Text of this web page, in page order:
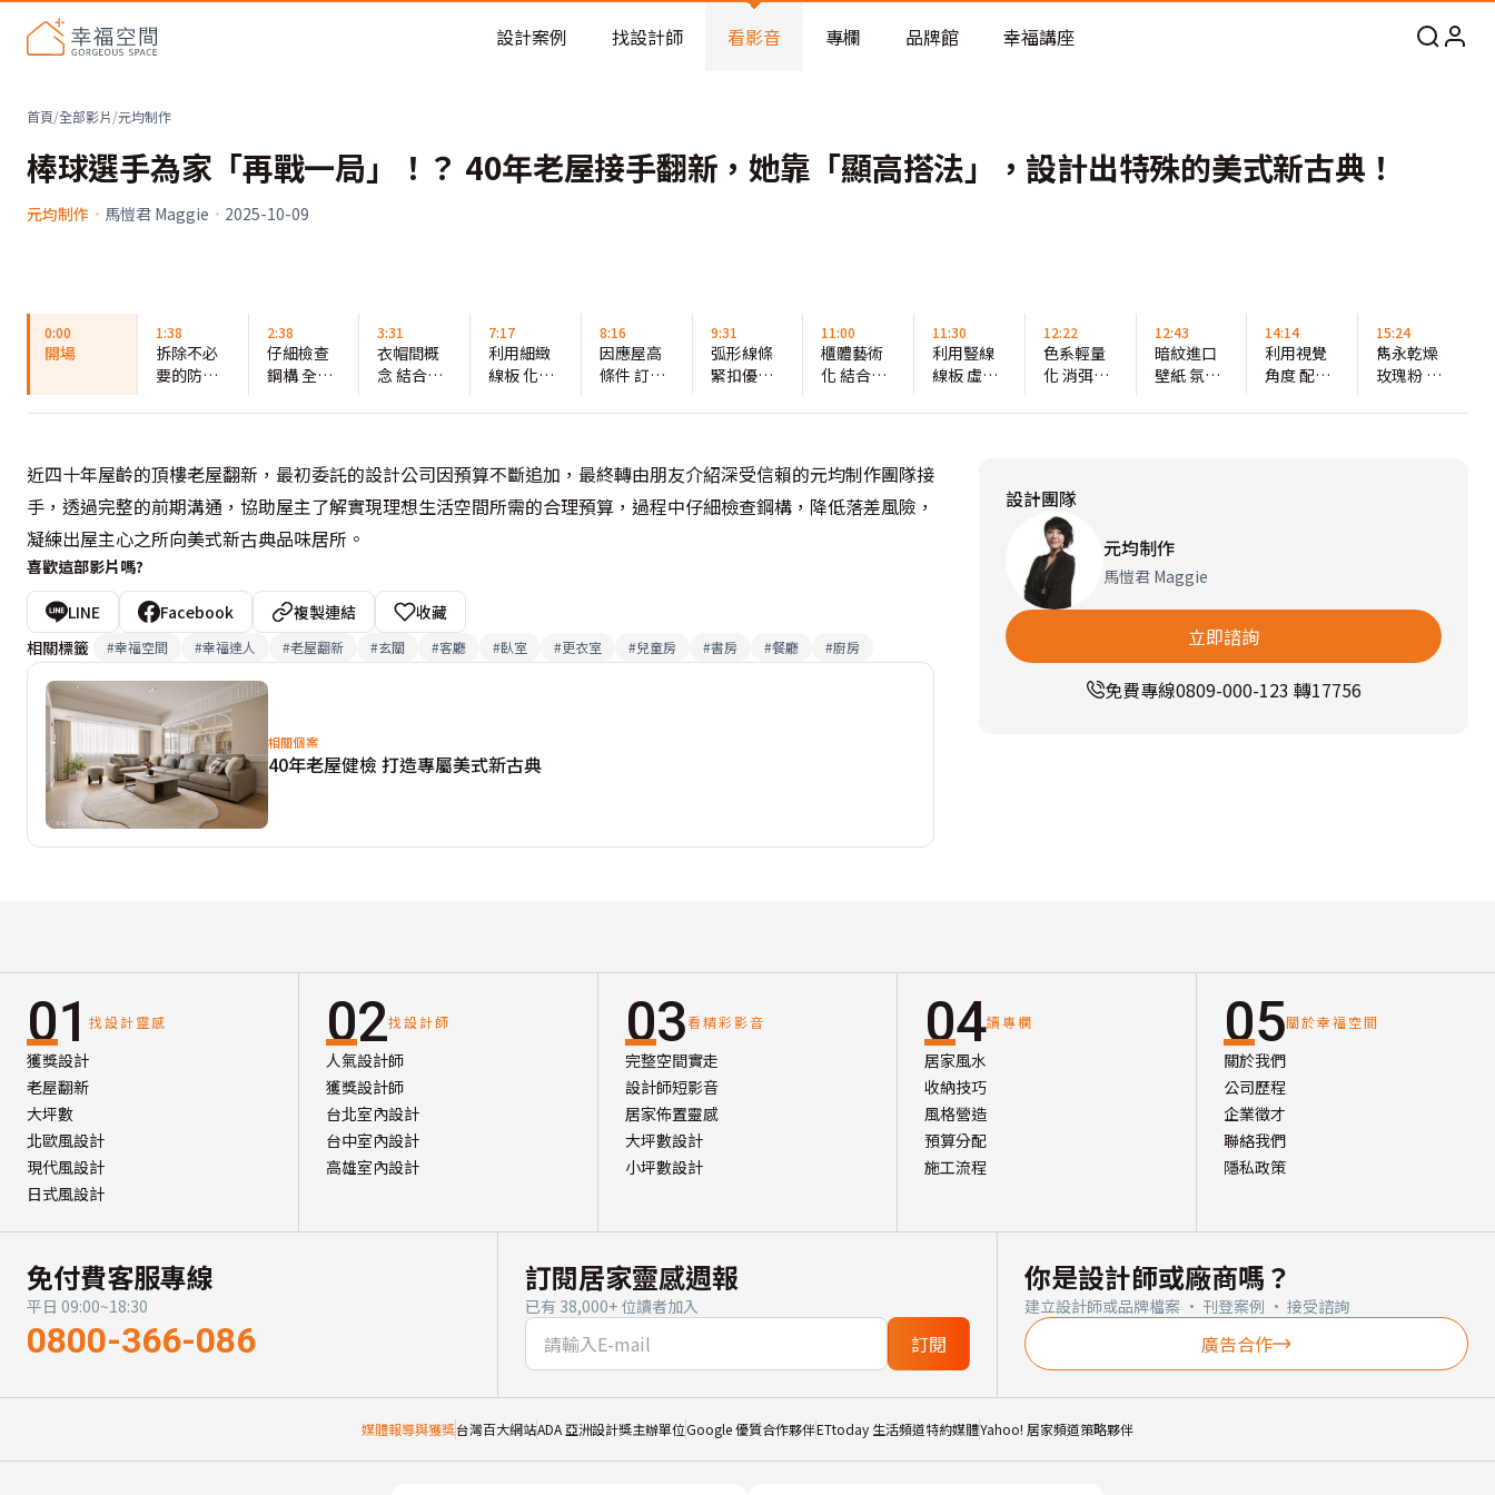
老屋預算分配與高 CP 值煥新術
設計案例 找設計師 看影音 專欄 品牌館 幸福講座
首頁/全部影片/元均制作
棒球選手為家「再戰一局」！？ 40年老屋接手翻新，她靠「顯高搭法」，設計出特殊的美式新古典！
元均制作 · 馬愷君 Maggie · 2025-10-09
0:00
開場
1:38
拆除不必
要的防水
結構減重
2:38
仔細檢查
鋼構 全面
無虞
3:31
衣帽間概
念 結合鞋
李收納
7:17
利用細緻
線板 化解
8:16
因應屋高
條件 訂製
9:31
弧形線條
緊扣優雅
更為柔美
11:00
櫃體藝術
化 結合美
11:30
利用豎線
線板 虛化
12:22
色系輕量
化 消弭建
迫感
12:43
暗紋進口
壁紙 氛圍
14:14
利用視覺
角度 配置
法
15:24
雋永乾燥
玫瑰粉 更
和
近四十年屋齡的頂樓老屋翻新，最初委託的設計公司因預算不斷追加，最終轉由朋友介紹深受信賴的元均制作團隊接
手，透過完整的前期溝通，協助屋主了解實現理想生活空間所需的合理預算，過程中仔細檢查鋼構，降低落差風險，
凝練出屋主心之所向美式新古典品味居所。
喜歡這部影片嗎?
LINE Facebook 複製連結
收藏
相關標籤
#幸福空間 #幸福達人 #老屋翻新 #玄關 #客廳 #臥室 #更衣室 #兒童房 #書房 #餐廳 #廚房
相關個案
40年老屋健檢 打造專屬美式新古典
設計團隊
元均制作
馬愷君 Maggie
立即諮詢
免費專線0809-000-123 轉17756
01 找設計靈感
獲獎設計
老屋翻新
大坪數
北歐風設計
現代風設計
日式風設計
02找設計師
人氣設計師
獲獎設計師
台北室內設計
台中室內設計
高雄室內設計
03看精彩影音
完整空間實走
設計師短影音
居家佈置靈感
大坪數設計
小坪數設計
04讀專欄
居家風水
收納技巧
風格營造
預算分配
施工流程
05關於幸福空間
關於我們
公司歷程
企業徵才
聯絡我們
隱私政策
免付費客服專線
平日 09:00~18:30
0800-366-086
訂閱居家靈感週報
已有 38,000+ 位讀者加入
訂閱
你是設計師或廠商嗎？
建立設計師或品牌檔案 · 刊登案例 · 接受諮詢
廣告合作
媒體報導與獲獎台灣百大網站ADA 亞洲設計獎主辦單位Google 優質合作夥伴ETtoday 生活頻道特約媒體Yahoo! 居家頻道策略夥伴